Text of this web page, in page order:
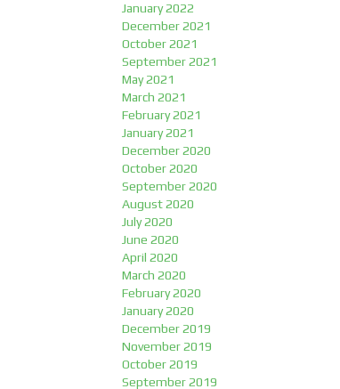
January 2022
December 2021
October 2021
September 2021
May 2021
March 2021
February 2021
January 2021
December 2020
October 2020
September 2020
August 2020
July 2020
June 2020
April 2020
March 2020
February 2020
January 2020
December 2019
November 2019
October 2019
September 2019